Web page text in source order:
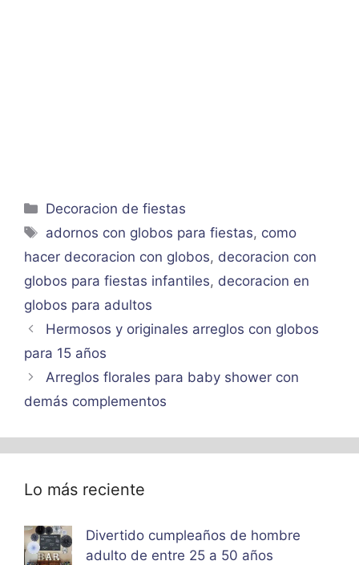
Categorías
Decoracion de fiestas
Etiquetas
adornos con globos para fiestas, como
hacer decoracion con globos, decoracion con
globos para fiestas infantiles, decoracion en
globos para adultos
Hermosos y originales arreglos con globos
para 15 años
Arreglos florales para baby shower con
demás complementos
Lo más reciente
Divertido cumpleaños de hombre
adulto de entre 25 a 50 años